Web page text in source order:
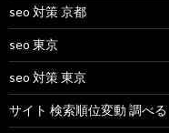
seo 対策 京都
seo 東京
seo 対策 東京
サイト 検索順位変動 調べる